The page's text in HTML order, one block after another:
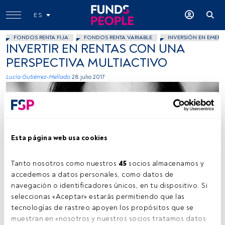
Esta página web usa cookies
Tanto nosotros como nuestros 45 socios almacenamos y
accedemos a datos personales, como datos de
navegación o identificadores únicos, en tu dispositivo. Si
seleccionas «Aceptar» estarás permitiendo que las
tecnologías de rastreo apoyen los propósitos que se
muestran en «nosotros y nuestros socios tratamos datos
ES
FONDOS RENTA FIJA FONDOS RENTA VARIABLE INVERSIÓN EN
INVERTIR EN RENTAS CON UNA
PERSPECTIVA MULTIACTIVO
Lucía Gutiérrez-Mellado 28 julio 2017
J.P.Morgan AM
Tiempo lectura: 2 min.